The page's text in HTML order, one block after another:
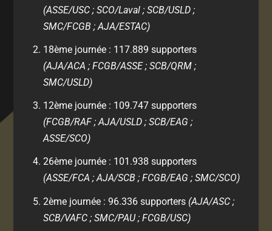
(ASSE/USC ; SCO/Laval ; SCB/USLD ;
SMC/FCGB ; AJA/ESTAC)
18ème journée : 117.889 supporters
(AJA/ACA ; FCGB/ASSE ; SCB/QRM ;
SMC/USLD)
12ème journée : 109.747 supporters
(FCGB/RAF ; AJA/USLD ; SCB/EAG ;
ASSE/SCO)
26ème journée : 101.938 supporters
(ASSE/FCA ; AJA/SCB ; FCGB/EAG ; SMC/SCO)
2ème journée : 96.336 supporters (AJA/ASC ;
SCB/VAFC ; SMC/PAU ; FCGB/USC)